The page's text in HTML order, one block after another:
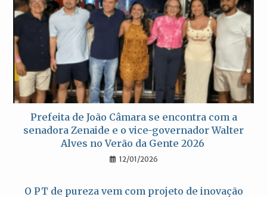
Prefeita de João Câmara se encontra com a
senadora Zenaide e o vice-governador Walter
Alves no Verão da Gente 2026
12/01/2026
O PT de pureza vem com projeto de inovação